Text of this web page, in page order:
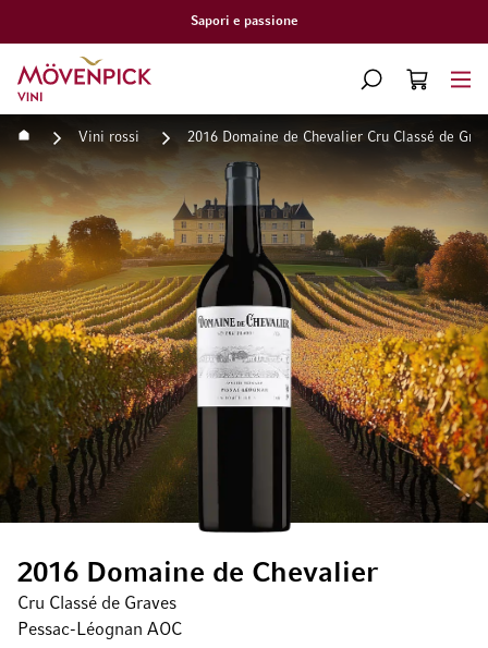
Sapori e passione
Vai alla Home Page
CERCA CARTMinicart
Home Vini rossi 2016 Domaine de Chevalier Cru Classé de
2016 Domaine de Chevalier
Cru Classé de Graves
Pessac-Léognan AOC
Vai alla fine della galleria di immagini
Vai all'inizio della galleria